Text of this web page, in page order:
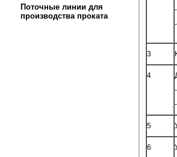
Поточные линии для
производства проката
3
4
5
6